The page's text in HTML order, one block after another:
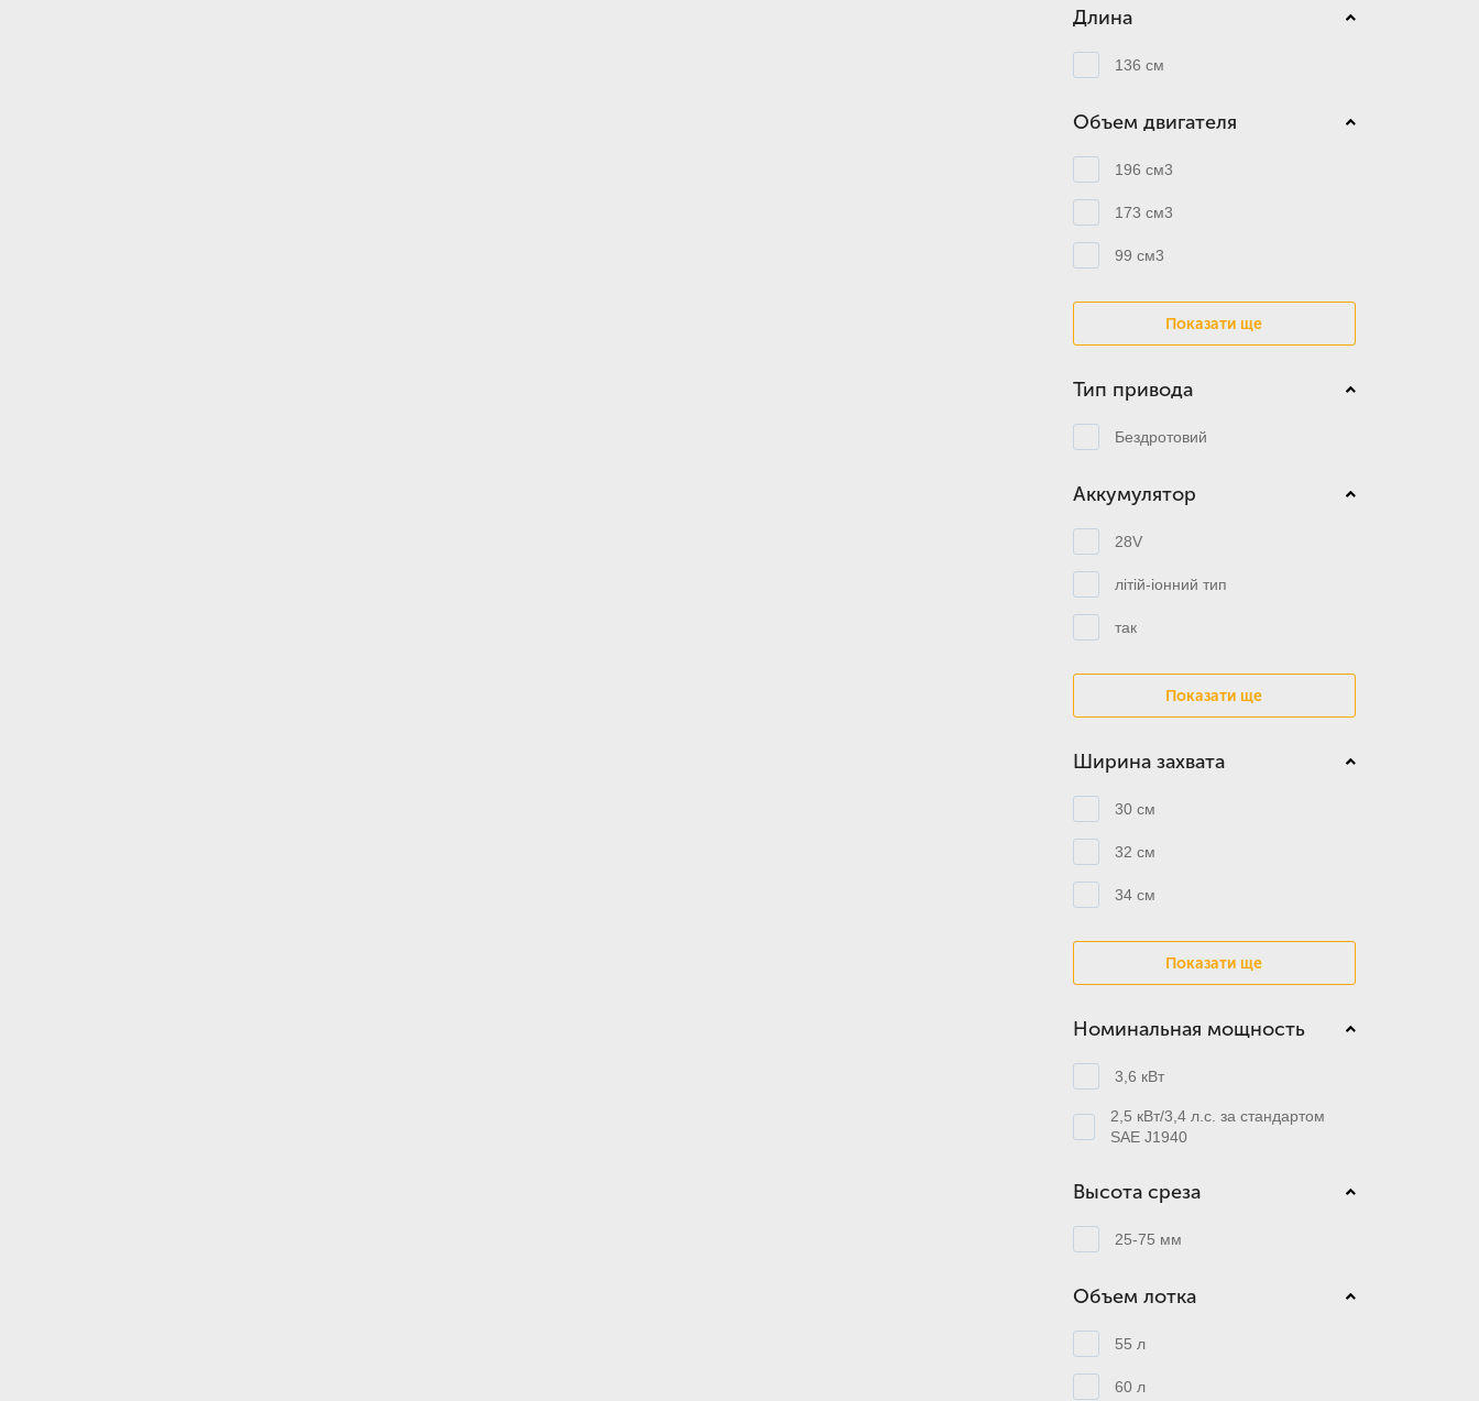
Длина
136 см
Объем двигателя
196 см3
173 см3
99 см3
Показати ще
Тип привода
Бездротовий
Аккумулятор
28V
літій-іонний тип
так
Показати ще
Ширина захвата
30 см
32 см
34 см
Показати ще
Номинальная мощность
3,6 кВт
2,5 кВт/3,4 л.с. за стандартом
SAE J1940
Высота среза
25-75 мм
Объем лотка
55 л
60 л